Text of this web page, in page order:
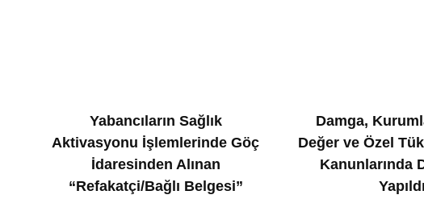
Yabancıların Sağlık
Aktivasyonu İşlemlerinde Göç
İdaresinden Alınan
“Refakatçi/Bağlı Belgesi”
Damga,
Değer ve Özel
Kanunlarında
Yapıldı